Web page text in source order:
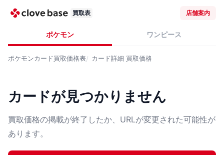
買取表 店舗案内
ポケモン ワンピース
ポケモンカード買取価格表 カード詳細 買取価格
カードが見つかりません
買取価格の掲載が終了したか、URLが変更された可能性が
あります。